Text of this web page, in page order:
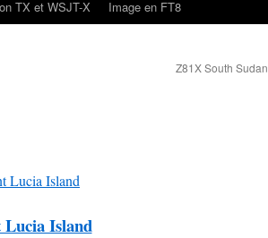
TX et WSJT-X Image en FT8
Z81X South Sudan
Lucia Island